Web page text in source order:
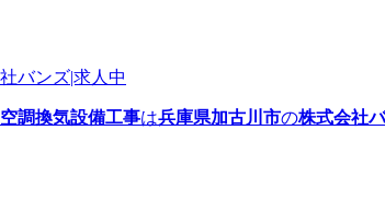
空調換気設備工事は兵庫県加古川市の株式会社